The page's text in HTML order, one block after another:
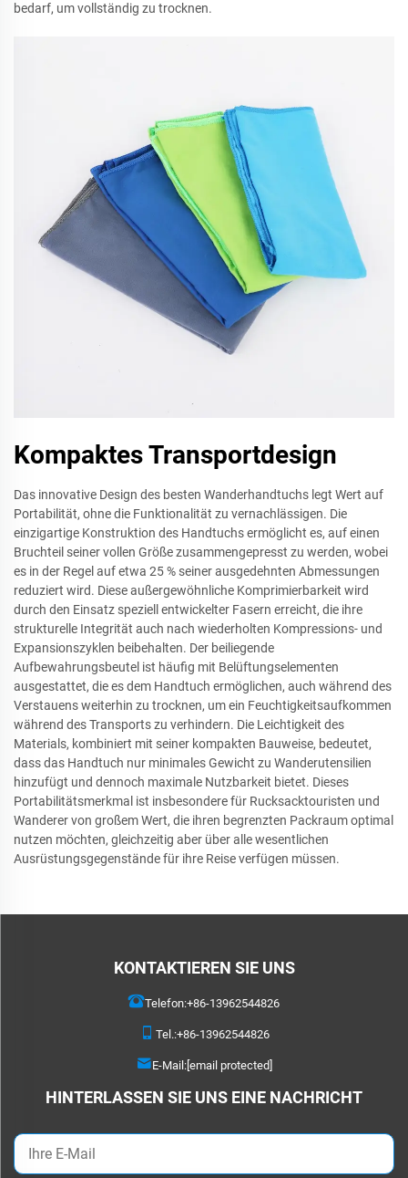
bedarf, um vollständig zu trocknen.
Kompaktes Transportdesign
Das innovative Design des besten Wanderhandtuchs legt Wert auf
Portabilität, ohne die Funktionalität zu vernachlässigen. Die
einzigartige Konstruktion des Handtuchs ermöglicht es, auf einen
Bruchteil seiner vollen Größe zusammengepresst zu werden, wobei
es in der Regel auf etwa 25 % seiner ausgedehnten Abmessungen
reduziert wird. Diese außergewöhnliche Komprimierbarkeit wird
durch den Einsatz speziell entwickelter Fasern erreicht, die ihre
strukturelle Integrität auch nach wiederholten Kompressions- und
Expansionszyklen beibehalten. Der beiliegende
Aufbewahrungsbeutel ist häufig mit Belüftungselementen
ausgestattet, die es dem Handtuch ermöglichen, auch während des
Verstauens weiterhin zu trocknen, um ein Feuchtigkeitsaufkommen
während des Transports zu verhindern. Die Leichtigkeit des
Materials, kombiniert mit seiner kompakten Bauweise, bedeutet,
dass das Handtuch nur minimales Gewicht zu Wanderutensilien
hinzufügt und dennoch maximale Nutzbarkeit bietet. Dieses
Portabilitätsmerkmal ist insbesondere für Rucksacktouristen und
Wanderer von großem Wert, die ihren begrenzten Packraum optimal
nutzen möchten, gleichzeitig aber über alle wesentlichen
Ausrüstungsgegenstände für ihre Reise verfügen müssen.
KONTAKTIEREN SIE UNS
Telefon:+86-13962544826
Tel.:+86-13962544826
E-Mail: [email protected]
HINTERLASSEN SIE UNS EINE NACHRICHT